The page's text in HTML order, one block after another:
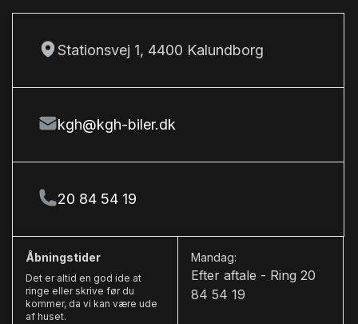
keyless go
kørecomputer
læderrat
multifunktionsrat
Stationsvej 1, 4400 Kalundborg
kgh@kgh-biler.dk
20 84 54 19
Åbningstider
Det er altid en god ide at
ringe eller skrive før du
kommer, da vi kan være ude
af huset.
Mandag:
Efter aftale - Ring 20
84 54 19